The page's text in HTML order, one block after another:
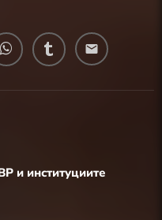
email
и институциите